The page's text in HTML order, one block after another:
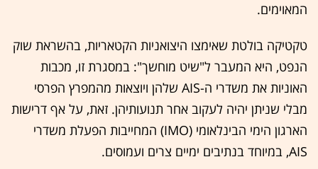
המאוימים.
טקטיקה בולטת שאימצו היצואניות הקטאריות, בהשראת שוק
הנפט, היא המעבר ל"שיט מוחשך": במסגרת זו, מכבות
האוניות את משדרי ה-AIS שלהן ויוצאות מהמפרץ הפרסי
מבלי שניתן יהיה לעקוב אחר תנועותיהן. זאת, על אף דרישות
הארגון הימי הבינלאומי (IMO) המחייבות הפעלת משדרי
AIS, במיוחד בנתיבים ימיים צרים ועמוסים.